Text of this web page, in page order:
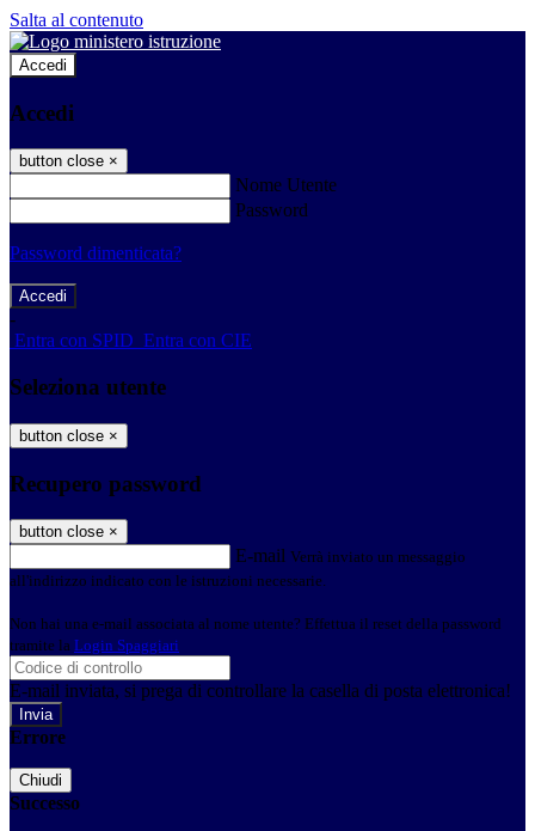
Salta al contenuto
Accedi
Accedi
button close ×
Nome Utente
Password
Password dimenticata?
-
Entra con SPID Entra con CIE
Seleziona utente
button close ×
Recupero password
button close ×
E-mail Verrà inviato un messaggio
all'indirizzo indicato con le istruzioni necessarie.
Non hai una e-mail associata al nome utente? Effettua il reset della password
tramite la Login Spaggiari
E-mail inviata, si prega di controllare la casella di posta elettronica!
Errore
Chiudi
Successo